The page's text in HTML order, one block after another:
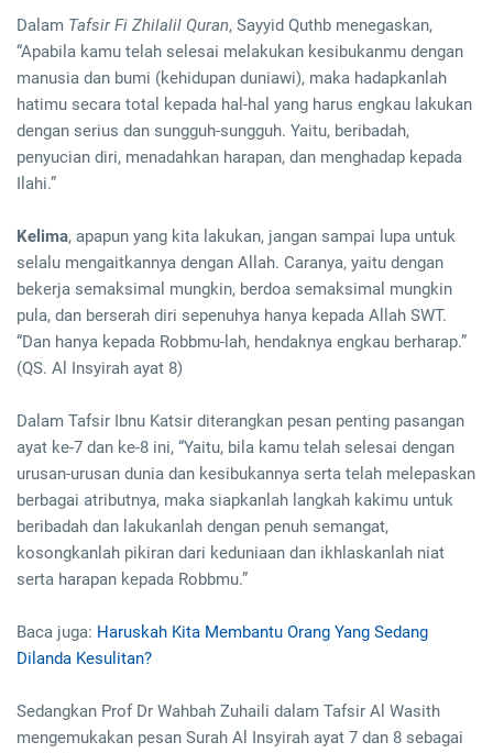
Dalam Tafsir Fi Zhilalil Quran, Sayyid Quthb menegaskan,
“Apabila kamu telah selesai melakukan kesibukanmu dengan
manusia dan bumi (kehidupan duniawi), maka hadapkanlah
hatimu secara total kepada hal-hal yang harus engkau lakukan
dengan serius dan sungguh-sungguh. Yaitu, beribadah,
penyucian diri, menadahkan harapan, dan menghadap kepada
Ilahi.”
Kelima, apapun yang kita lakukan, jangan sampai lupa untuk
selalu mengaitkannya dengan Allah. Caranya, yaitu dengan
bekerja semaksimal mungkin, berdoa semaksimal mungkin
pula, dan berserah diri sepenuhya hanya kepada Allah SWT.
“Dan hanya kepada Robbmu-lah, hendaknya engkau berharap.”
(QS. Al Insyirah ayat 8)
Dalam Tafsir Ibnu Katsir diterangkan pesan penting pasangan
ayat ke-7 dan ke-8 ini, “Yaitu, bila kamu telah selesai dengan
urusan-urusan dunia dan kesibukannya serta telah melepaskan
berbagai atributnya, maka siapkanlah langkah kakimu untuk
beribadah dan lakukanlah dengan penuh semangat,
kosongkanlah pikiran dari keduniaan dan ikhlaskanlah niat
serta harapan kepada Robbmu.”
Baca juga: Haruskah Kita Membantu Orang Yang Sedang
Dilanda Kesulitan?
Sedangkan Prof Dr Wahbah Zuhaili dalam Tafsir Al Wasith
mengemukakan pesan Surah Al Insyirah ayat 7 dan 8 sebagai